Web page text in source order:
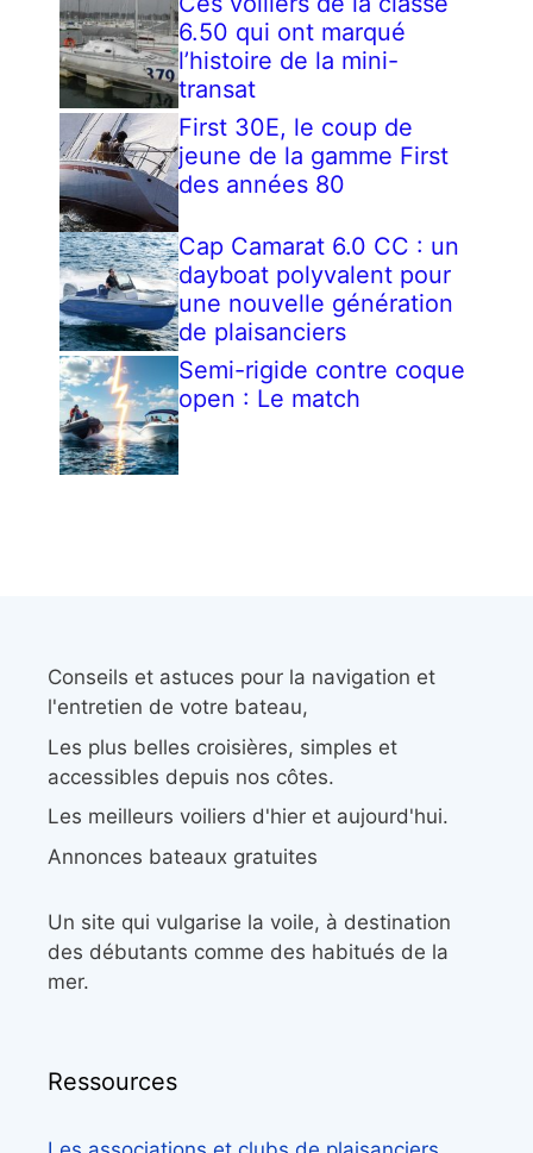
6.50 qui ont marqué
l’histoire de la mini-
transat
First 30E, le coup de
jeune de la gamme First
des années 80
Cap Camarat 6.0 CC : un
dayboat polyvalent pour
une nouvelle génération
de plaisanciers
Semi-rigide contre coque
open : Le match
Conseils et astuces pour la navigation et
l'entretien de votre bateau,
Les plus belles croisières, simples et
accessibles depuis nos côtes.
Les meilleurs voiliers d'hier et aujourd'hui.
Annonces bateaux gratuites
Un site qui vulgarise la voile, à destination
des débutants comme des habitués de la
mer.
Ressources